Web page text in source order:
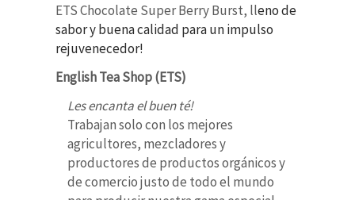
ETS Chocolate Super Berry Burst, lleno de
sabor y buena calidad para un impulso
rejuvenecedor!
English Tea Shop (ETS)
Les encanta el buen té!
Trabajan solo con los mejores
agricultores, mezcladores y
productores de productos orgánicos y
de comercio justo de todo el mundo